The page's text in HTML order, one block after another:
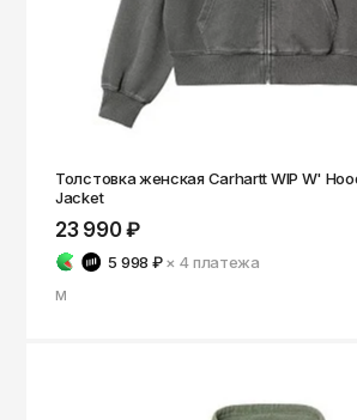
Толстовка женская Carhartt WIP W'
Jacket
23 990 ₽
5 998 ₽ × 4платежа
M